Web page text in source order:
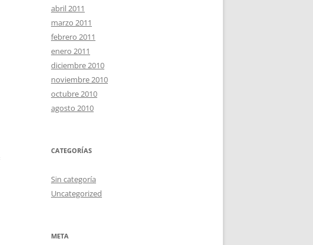
abril 2011
marzo 2011
febrero 2011
enero 2011
diciembre 2010
noviembre 2010
octubre 2010
agosto 2010
CATEGORÍAS
Sin categoría
Uncategorized
META